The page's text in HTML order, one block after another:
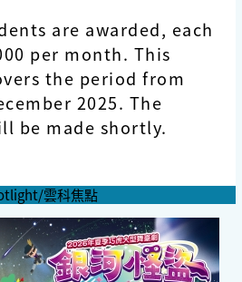
are awarded, each
per month. This
the period from
2025. The
be made shortly.
雲科焦點